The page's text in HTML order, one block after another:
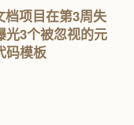
档项目在第3周失
光3个被忽视的元
码模板